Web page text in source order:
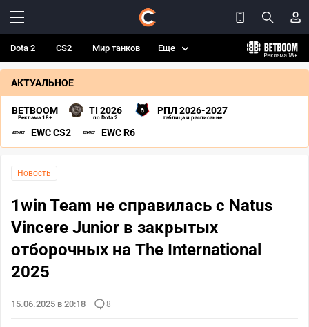
Dota 2 CS2 Мир танков Еще
АКТУАЛЬНОЕ
BETBOOM
Реклама 18+
TI 2026
по Dota 2
РПЛ 2026-2027
таблица и расписание
EWC CS2 EWC R6
Новость
1win Team не справилась с Natus
Vincere Junior в закрытых
отборочных на The International
2025
15.06.2025 в 20:18 8